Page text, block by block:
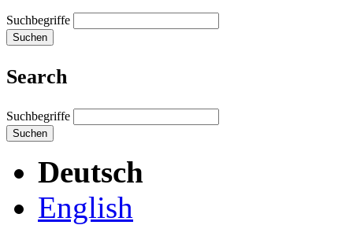
Suchbegriffe
Suchen
Search
Suchbegriffe
Suchen
Deutsch
English